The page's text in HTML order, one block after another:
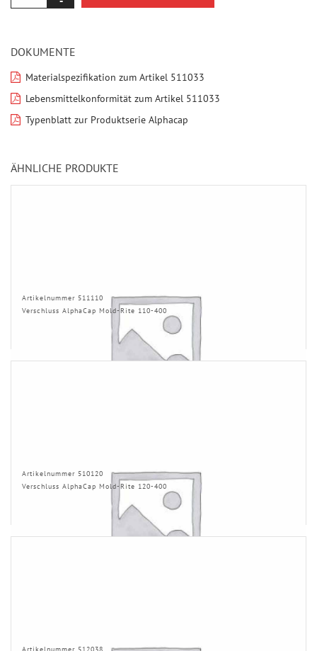
DOKUMENTE
Materialspezifikation zum Artikel 511033
Lebensmittelkonformität zum Artikel 511033
Typenblatt zur Produktserie Alphacap
ÄHNLICHE PRODUKTE
Artikelnummer 511110
Verschluss AlphaCap Mold-Rite 110-400
Artikelnummer 510120
Verschluss AlphaCap Mold-Rite 120-400
Artikelnummer 512038